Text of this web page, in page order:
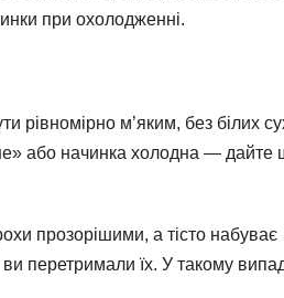
при охолодженні.
рівномірно м’яким, без білих
або начинка холодна — дайте
прозорішими, а тісто набуває
перетримали їх. У такому